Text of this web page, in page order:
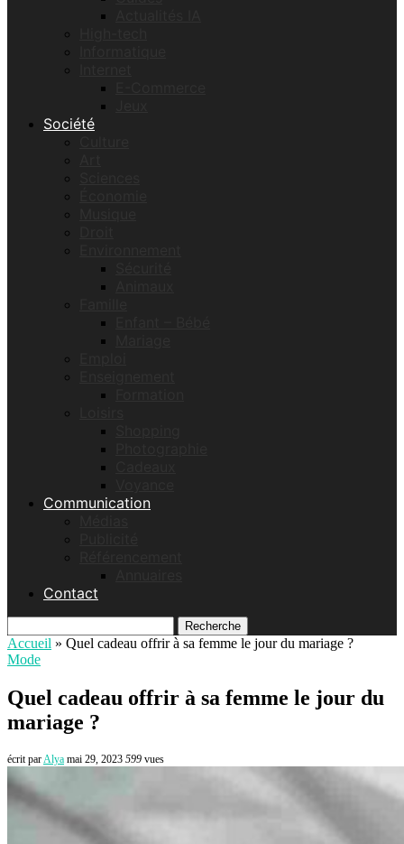
Société
Communication
Contact
Recherche
Accueil » Quel cadeau offrir à sa femme le jour du mariage ?
Mode
Quel cadeau offrir à sa femme le jour du
mariage ?
écrit parAlya mai 29, 2023 599 vues